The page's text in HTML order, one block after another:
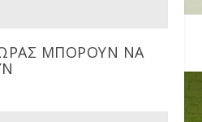
ΜΠΟΡΟΥΝ ΝΑ